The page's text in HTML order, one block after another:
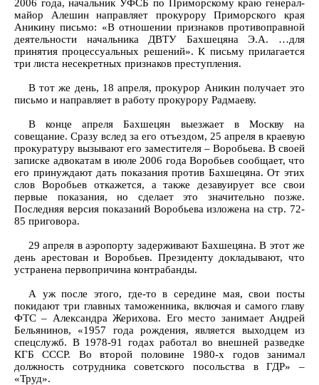
2006 года, начальник УФСБ по Приморскому краю генерал-
майор Алешин направляет прокурору Приморского края
Аникину письмо: «В отношении признаков противоправной
деятельности начальника ДВТУ Бахшецяна Э.А. …для
принятия процессуальных решений». К письму прилагается
три листа несекретных признаков преступления.
В тот же день, 18 апреля, прокурор Аникин получает это
письмо и направляет в работу прокурору Радмаеву.
В конце апреля Бахшецян выезжает в Москву на
совещание. Сразу вслед за его отъездом, 25 апреля в краевую
прокуратуру вызывают его заместителя – Воробьева. В своей
записке адвокатам в июле 2006 года Воробьев сообщает, что
его принуждают дать показания против Бахшецяна. От этих
слов Воробьев откажется, а также дезавуирует все свои
первые показания, но сделает это значительно позже.
Последняя версия показаний Воробьева изложена на стр. 72-
85 приговора.
29 апреля в аэропорту задерживают Бахшецяна. В этот же
день арестован и Воробьев. Президенту докладывают, что
устранена первопричина контрабанды.
А уж после этого, где-то в середине мая, свои посты
покидают три главных таможенника, включая и самого главу
ФТС – Александра Жерихова. Его место занимает Андрей
Бельянинов, «1957 года рождения, является выходцем из
спецслужб. В 1978-91 годах работал во внешней разведке
КГБ СССР. Во второй половине 1980-х годов занимал
должность сотрудника советского посольства в ГДР» –
«Труд».